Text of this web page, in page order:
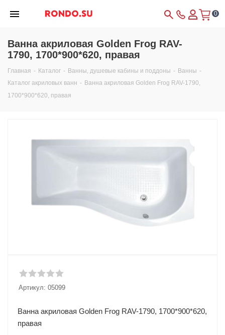
0
Ванна акриловая Golden Frog RAV-
1790, 1700*900*620, правая
Главная - Каталог - Ванны, душевые кабины и поддоны - Ванны -
Каталог акриловых ванн - Ванна акриловая Golden Frog RAV-1790,
1700*900*620, правая
Артикул: 05099
Ванна акриловая Golden Frog RAV-1790, 1700*900*620,
правая